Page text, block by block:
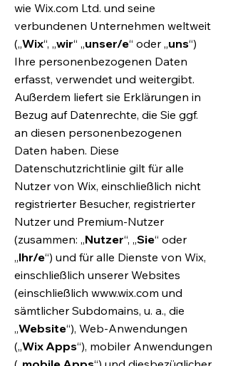
wie Wix.com Ltd. und seine
verbundenen Unternehmen weltweit
(„Wix“, „wir“ „unser/e“ oder „uns“)
Ihre personenbezogenen Daten
erfasst, verwendet und weitergibt.
Außerdem liefert sie Erklärungen in
Bezug auf Datenrechte, die Sie ggf.
an diesen personenbezogenen
Daten haben. Diese
Datenschutzrichtlinie gilt für alle
Nutzer von Wix, einschließlich nicht
registrierter Besucher, registrierter
Nutzer und Premium-Nutzer
(zusammen: „Nutzer“, „Sie“ oder
„Ihr/e“) und für alle Dienste von Wix,
einschließlich unserer Websites
(einschließlich www.wix.com und
sämtlicher Subdomains, u. a., die
„Website“), Web-Anwendungen
(„Wix Apps“), mobiler Anwendungen